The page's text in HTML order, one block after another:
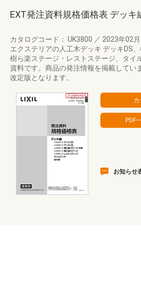
EXT発注資料規格価格表 デッキ
カタログコード： UK3800 ／ 2023年02月
エクステリアの人工木デッキ デッキDS
樹ら楽ステージ・レストステージ、タイ
資料です。商品の発注情報を掲載してい
改定版となります。
お知らせ